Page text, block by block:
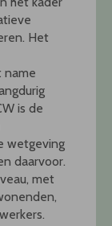
Het
name
is de
wetgeving
daarvoor.
met